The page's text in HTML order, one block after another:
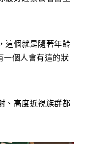
這個就是隨著年齡
個人會有這的狀
、高度近視族群都